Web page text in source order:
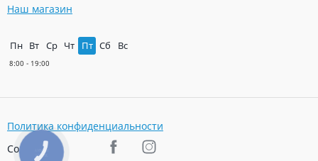
Наш магазин
Пн Вт Ср Чт Пт Сб Вс
Политика конфиденциальности
Соц. сети
КНОПКА
ЗВ'ЯЗКУ